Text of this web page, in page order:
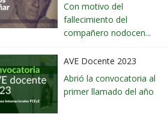
Con motivo del
fallecimiento del
compañero nodocen...
AVE Docente 2023
Abrió la convocatoria al
primer llamado del año